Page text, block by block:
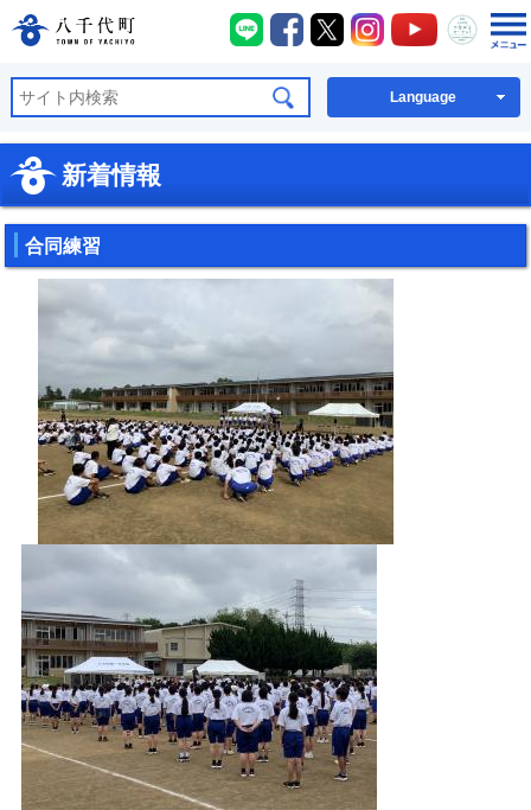
八千代町公式ホームページ
八千代町LINE
八千代町Facebook
八千代町X八千代町Instagram
八千代町
八千
Language
新着情報
合同練習